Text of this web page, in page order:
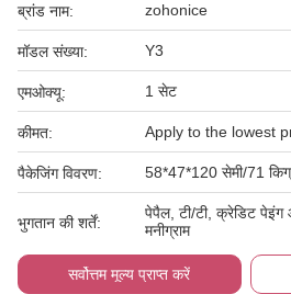
ब्रांड नाम: zohonice
मॉडल संख्या: Y3
एमओक्यू: 1 सेट
कीमत: Apply to the lowest
पैकेजिंग विवरण: 58*47*120 सेमी/71
भुगतान की शर्तें:
पेपैल, टी/टी, क्रेडिट पेइंग
मनीग्राम
सर्वोत्तम मूल्य प्राप्त करें